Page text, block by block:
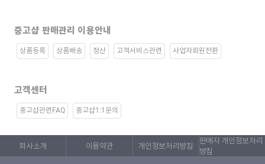
중고샵 판매관리 이용안내
상품등록 상품배송 정산 고객서비스관련 사업자회원전환
고객센터
중고샵관련FAQ 중고샵1:1문의
회사소개 이용약관 개인정보처리방침
판매자 개인정보처리
방침